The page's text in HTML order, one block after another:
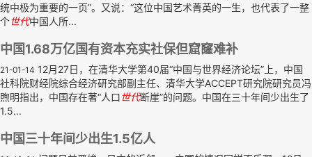
统中极为重要的一页”。又说：“这位中国艺术菁英的一生，也代表了一整
个世代中国人所...
中国1.68万亿国有资本充实社保但窟窿难补
21-01-14 12月27日，在清华大学第40届“中国与世界经济论坛”上，中国
社科院财经院综合经济研究部副主任、清华大学ACCEPT研究院研究员冯
煦明指出，中国存在著“人口世代断崖”的问题。中国在三十年间少出生了
1.5...
中国三十年间少出生1.5亿人